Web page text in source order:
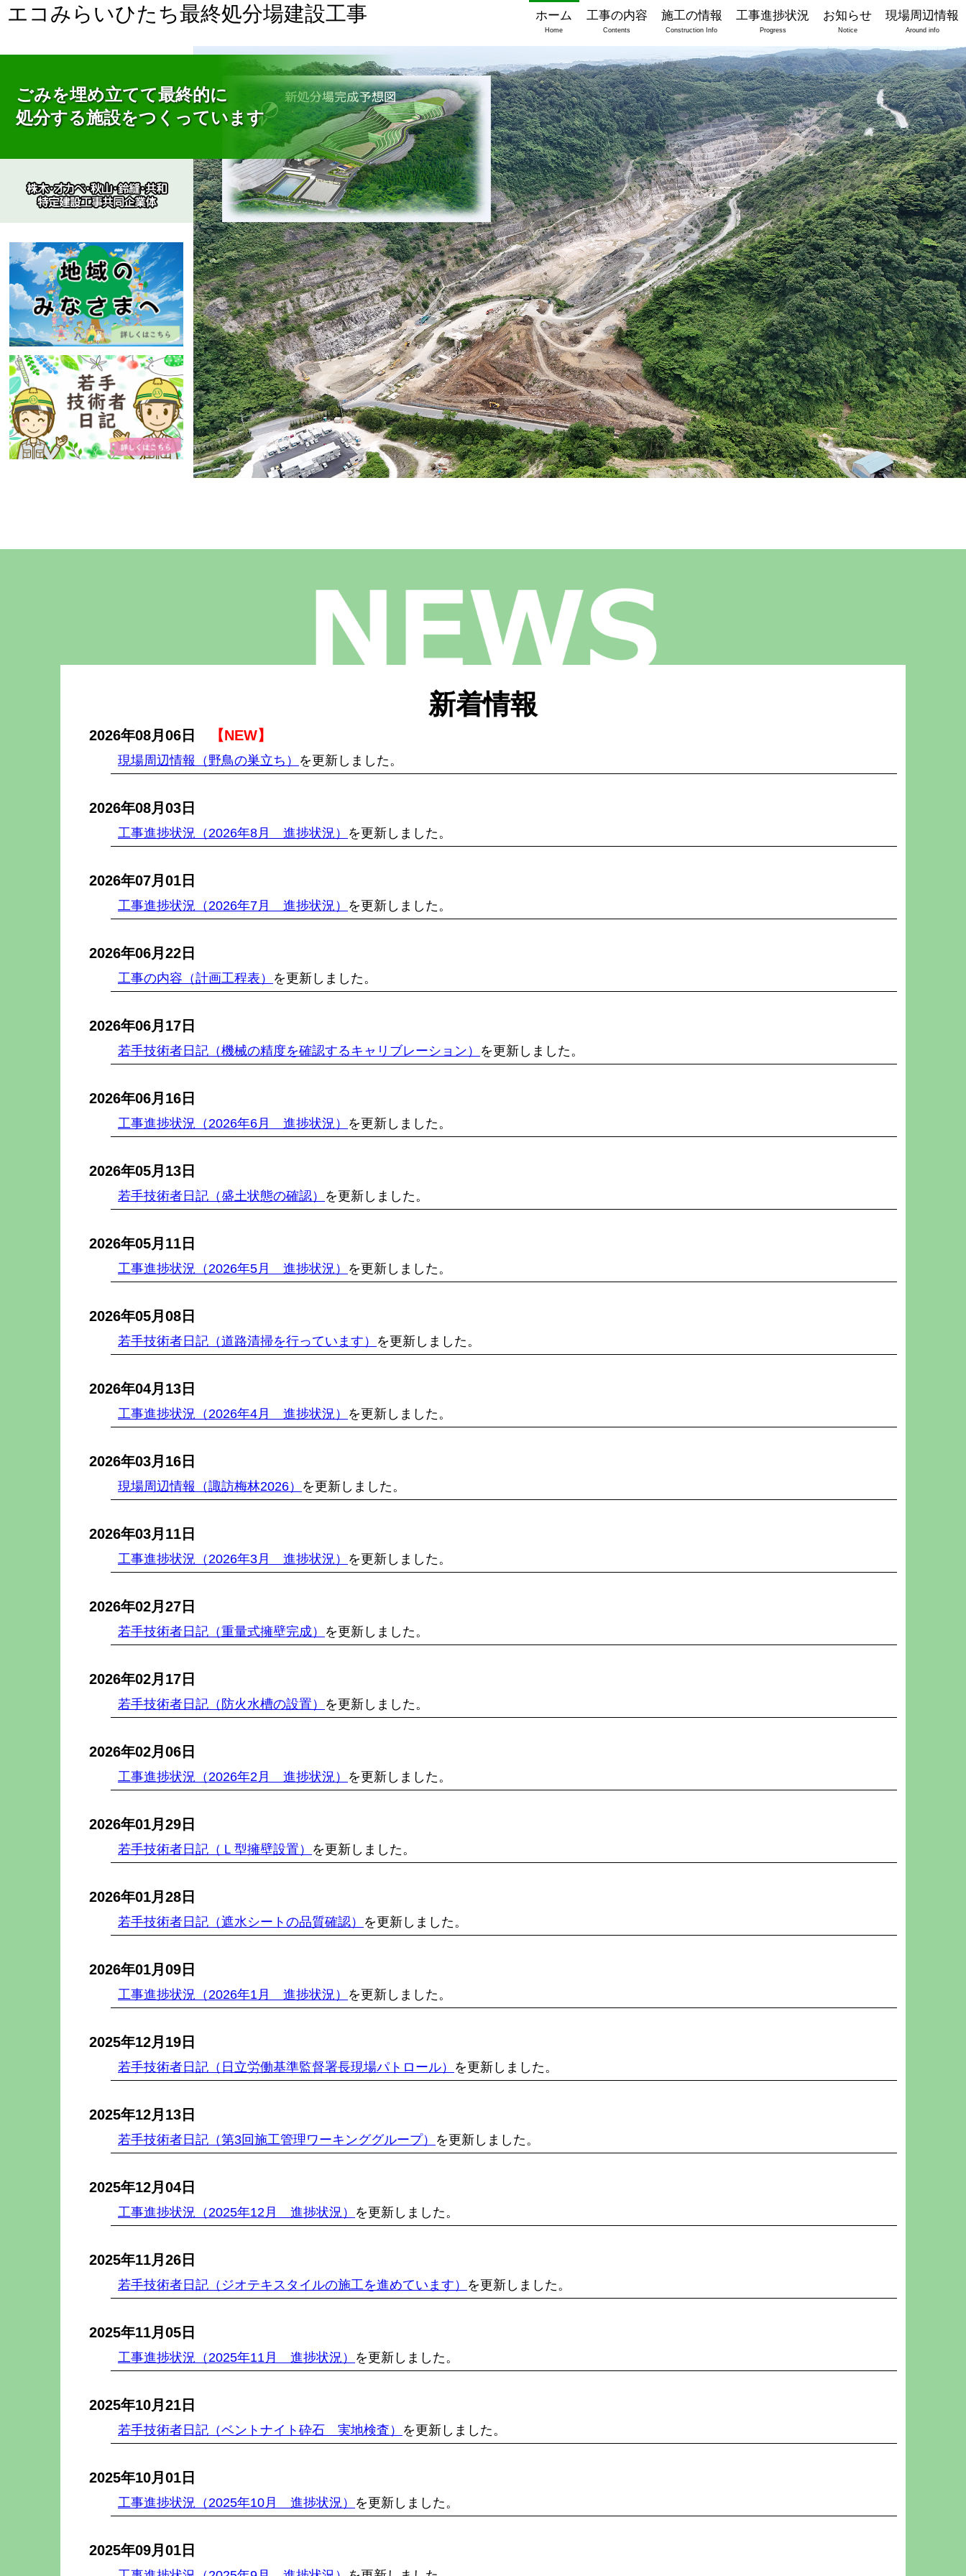
エコみらいひたち最終処分場建設工事 ホーム
Home
工事の内容
Contents
施工の情報
Construction Info
工事進捗状況
Progress
お知らせ
Notice
現場周辺情報
Around info
ごみを埋め立てて最終的に
処分する施設をつくっています
新着情報
2026年08月06日 【NEW】
現場周辺情報（野鳥の巣立ち） を更新しました。
2026年08月03日
工事進捗状況（2026年8月 進捗状況） を更新しました。
2026年07月01日
工事進捗状況（2026年7月 進捗状況） を更新しました。
2026年06月22日
工事の内容（計画工程表） を更新しました。
2026年06月17日
若手技術者日記（機械の精度を確認するキャリブレーション） を更新しました。
2026年06月16日
工事進捗状況（2026年6月 進捗状況） を更新しました。
2026年05月13日
若手技術者日記（盛土状態の確認） を更新しました。
2026年05月11日
工事進捗状況（2026年5月 進捗状況） を更新しました。
2026年05月08日
若手技術者日記（道路清掃を行っています） を更新しました。
2026年04月13日
工事進捗状況（2026年4月 進捗状況） を更新しました。
2026年03月16日
現場周辺情報（諏訪梅林2026） を更新しました。
2026年03月11日
工事進捗状況（2026年3月 進捗状況） を更新しました。
2026年02月27日
若手技術者日記（重量式擁壁完成） を更新しました。
2026年02月17日
若手技術者日記（防火水槽の設置） を更新しました。
2026年02月06日
工事進捗状況（2026年2月 進捗状況） を更新しました。
2026年01月29日
若手技術者日記（Ｌ型擁壁設置） を更新しました。
2026年01月28日
若手技術者日記（遮水シートの品質確認） を更新しました。
2026年01月09日
工事進捗状況（2026年1月 進捗状況） を更新しました。
2025年12月19日
若手技術者日記（日立労働基準監督署長現場パトロール） を更新しました。
2025年12月13日
若手技術者日記（第3回施工管理ワーキンググループ） を更新しました。
2025年12月04日
工事進捗状況（2025年12月 進捗状況） を更新しました。
2025年11月26日
若手技術者日記（ジオテキスタイルの施工を進めています） を更新しました。
2025年11月05日
工事進捗状況（2025年11月 進捗状況） を更新しました。
2025年10月21日
若手技術者日記（ベントナイト砕石 実地検査） を更新しました。
2025年10月01日
工事進捗状況（2025年10月 進捗状況） を更新しました。
2025年09月01日